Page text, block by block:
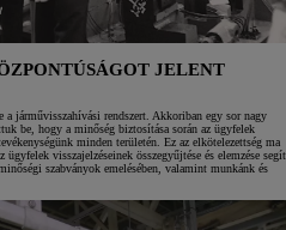
JELENT
a járművisszahívási rendszert. Akkoriban egy sor nagy
be, hogy a minőség biztosítása során az ügyfelek
minden területén. Ez az elkötelezettség ma
visszajelzéseinek összegyűjtése és elemzése segít
szabványok emelésében, valamint munkánk és